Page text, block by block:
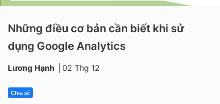
Những điều cơ bản cần biết khi sử
dụng Google Analytics
Lương Hạnh 02 Thg 12
Chia sẻ